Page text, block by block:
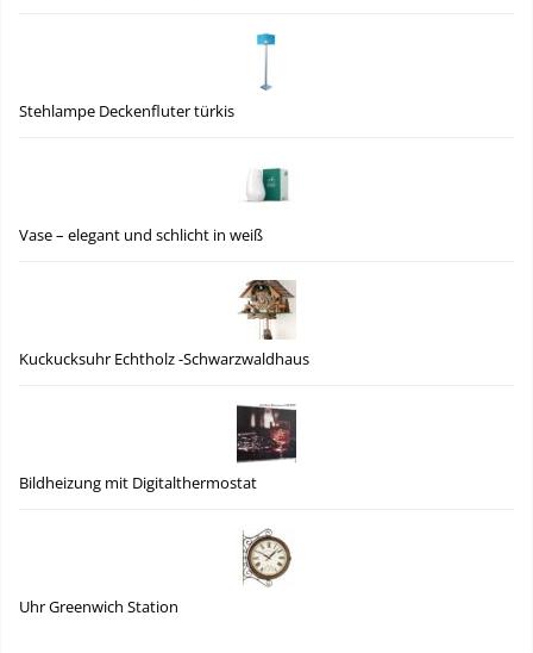
Stehlampe Deckenfluter türkis
Vase – elegant und schlicht in weiß
Kuckucksuhr Echtholz -Schwarzwaldhaus
Bildheizung mit Digitalthermostat
Uhr Greenwich Station